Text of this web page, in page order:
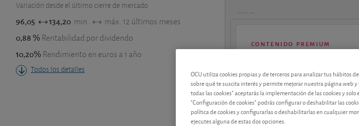
Variación desde el último cierre de mercado
96,05 134,20 min. máx. 12 últimos meses
0,88 % Rentabilidad por dividendo
10,20% Rendimiento en euros a 1 año
Todos los detalles
contenido premium
OCU utiliza cookies propias y de terceros para analizar tus hábitos
sobre qué te suscita interés y permite mejorar nuestra página web
todas las cookies" aceptarás la implementación de las cookies y
"Configuración de cookies" podrás configurar o deshabilitar las
política de cookies y configurarlas o deshabilitarlas en cualquier
ejecutes alguna de estas dos opciones.